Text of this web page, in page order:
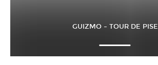
GUIZMO – TOUR DE PISE